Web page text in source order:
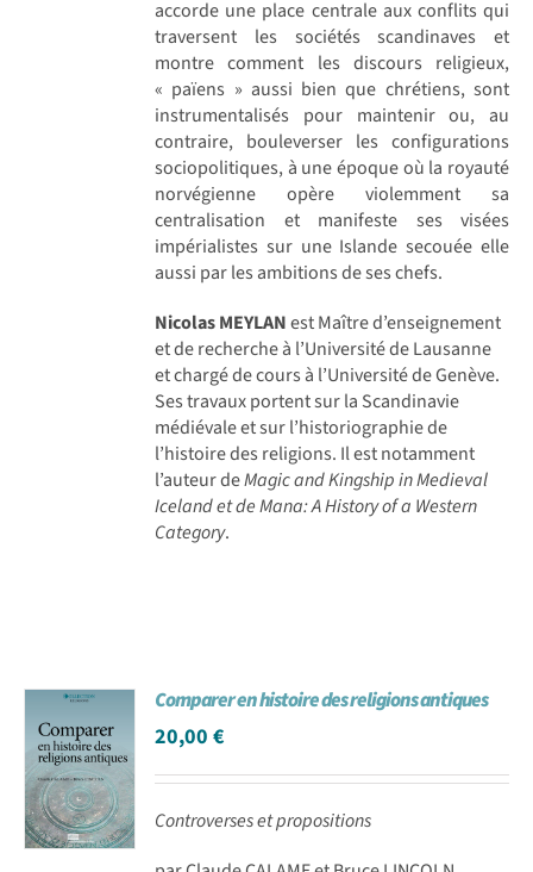
accorde une place centrale aux conflits qui
traversent les sociétés scandinaves et
montre comment les discours religieux,
« païens » aussi bien que chrétiens, sont
instrumentalisés pour maintenir ou, au
contraire, bouleverser les configurations
sociopolitiques, à une époque où la royauté
norvégienne opère violemment sa
centralisation et manifeste ses visées
impérialistes sur une Islande secouée elle
aussi par les ambitions de ses chefs.
Nicolas MEYLANest Maître d’enseignement
et de recherche à l’Université de Lausanne
et chargé de cours à l’Université de Genève.
Ses travaux portent sur la Scandinavie
médiévale et sur l’historiographie de
l’histoire des religions. Il est notamment
l’auteur deMagic and Kingship in Medieval
Iceland et de Mana: A History of a Western
Category.
Comparer en histoire des religions antiques
20,00€
Controverses et propositions